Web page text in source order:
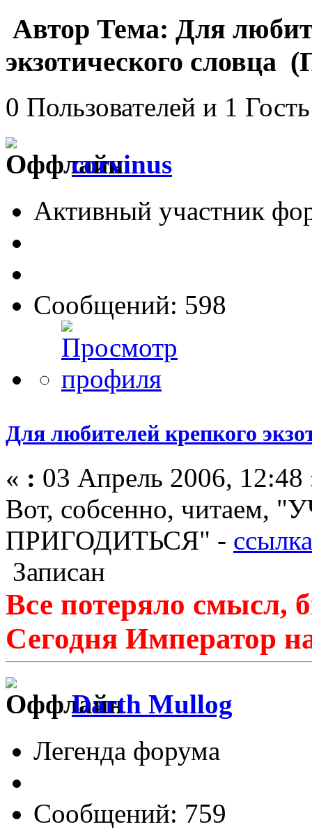
Автор Тема: Для
экзотического словца
0 Пользователей и 1
corvinus
Активный участник
Сообщений: 598
Для любителей крепкого
« : 03 Апрель 2006, 12:48
Вот, собсенно,
ПРИГОДИТЬСЯ" - ссылка
Записан
Все потеряло смысл,
Сегодня Император
Darth Mullog
Легенда форума
Сообщений: 759